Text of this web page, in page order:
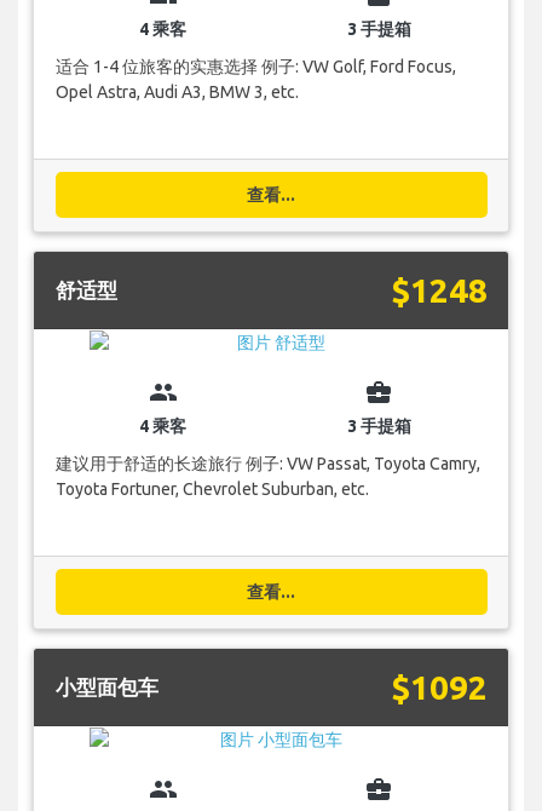
4 乘客
3 手提箱
适合 1-4 位旅客的实惠选择 例子: VW Golf, Ford Focus,
Opel Astra, Audi A3, BMW 3, etc.
查看...
舒适型 $1248
group
4 乘客
business_center
3 手提箱
建议用于舒适的长途旅行 例子: VW Passat, Toyota Camry,
Toyota Fortuner, Chevrolet Suburban, etc.
查看...
小型面包车 $1092
group business_center